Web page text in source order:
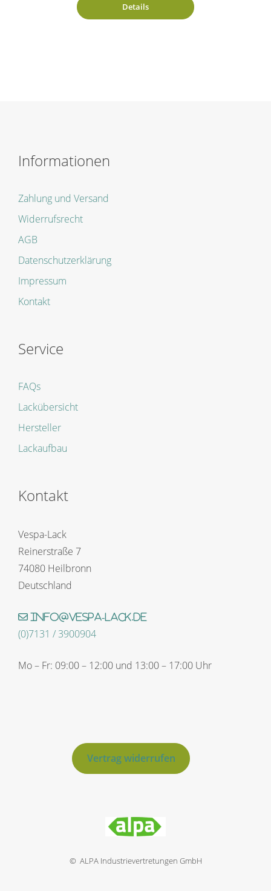
Details
Informationen
Zahlung und Versand
Widerrufsrecht
AGB
Datenschutzerklärung
Impressum
Kontakt
Service
FAQs
Lackübersicht
Hersteller
Lackaufbau
Kontakt
Vespa-Lack
Reinerstraße 7
74080 Heilbronn
Deutschland
info@vespa-lack.de
(0)7131 / 3900904
Mo – Fr: 09:00 – 12:00 und 13:00 – 17:00 Uhr
Vertrag widerrufen
© ALPA Industrievertretungen GmbH